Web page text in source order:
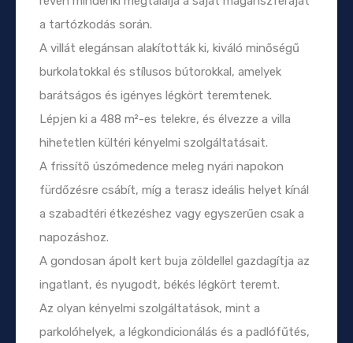
a tartózkodás során.
A villát elegánsan alakították ki, kiváló minőségű
burkolatokkal és stílusos bútorokkal, amelyek
barátságos és igényes légkört teremtenek.
Lépjen ki a 488 m²-es telekre, és élvezze a villa
hihetetlen kültéri kényelmi szolgáltatásait.
A frissítő úszómedence meleg nyári napokon
fürdőzésre csábít, míg a terasz ideális helyet kínál
a szabadtéri étkezéshez vagy egyszerűen csak a
napozáshoz.
A gondosan ápolt kert buja zöldellel gazdagítja az
ingatlant, és nyugodt, békés légkört teremt.
Az olyan kényelmi szolgáltatások, mint a
parkolóhelyek, a légkondicionálás és a padlófűtés,